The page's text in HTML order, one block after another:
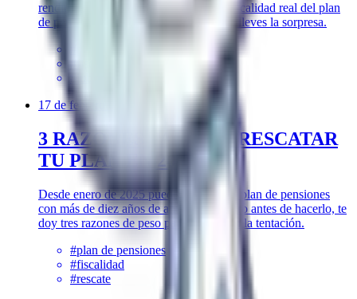
rendimiento del trabajo. Te explico la fiscalidad real del plan
de pensiones en España antes de que te lleves la sorpresa.
plan de pensiones
#fiscalidad
#jubilación
17 de febrero de 2024
3 RAZONES PARA NO RESCATAR
TU PLAN EN 2025
Desde enero de 2025 puedes rescatar tu plan de pensiones
con más de diez años de antigüedad. Pero antes de hacerlo, te
doy tres razones de peso para no caer en la tentación.
#plan de pensiones
#fiscalidad
#rescate